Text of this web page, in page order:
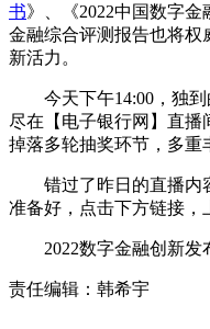
书》、《2022中国数字
金融综合评测报告也将权
新活力。
今天下午14:00，独
尽在【电子银行网】直播
掉落多轮抽奖环节，多重
错过了昨日的直播内
准备好，点击下方链接，
2022数字金融创新发
责任编辑：韩希宇